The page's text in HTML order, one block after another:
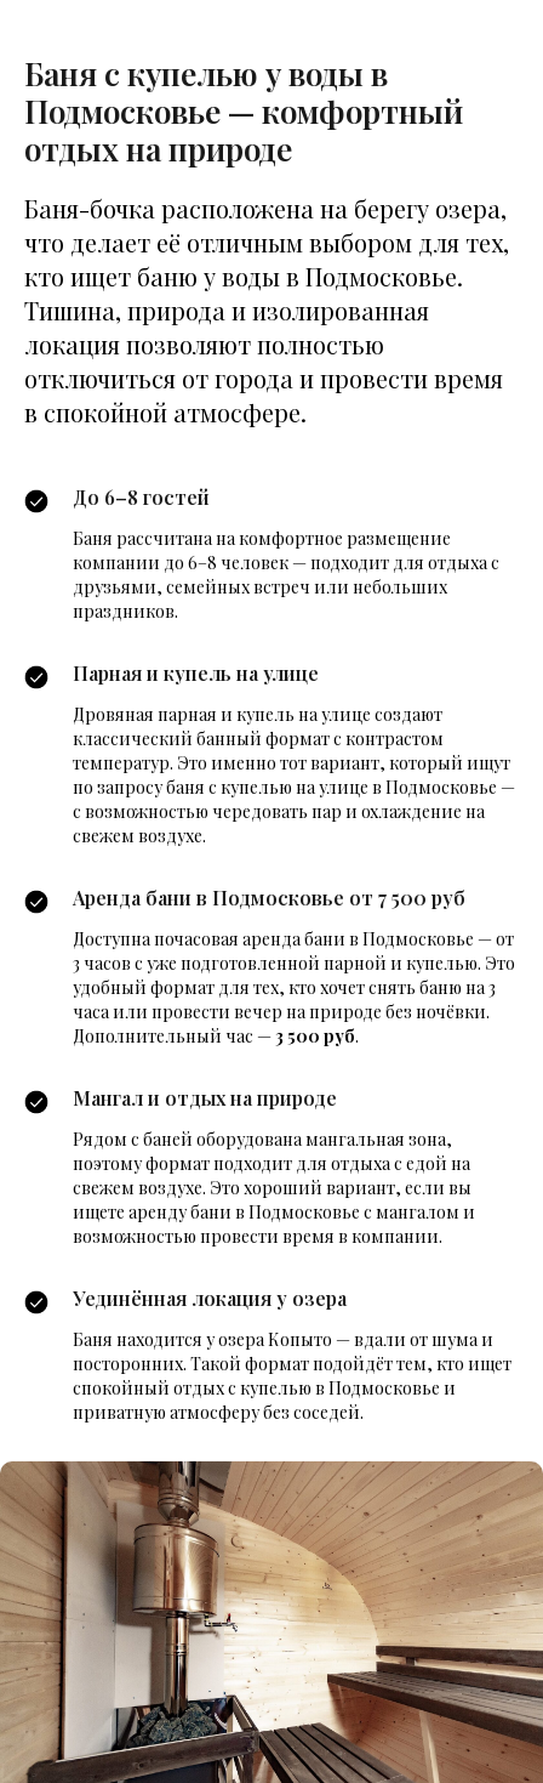
Баня с купелью у воды в
Подмосковье — комфортный
отдых на природе
Баня-бочка расположена на берегу озера,
что делает её отличным выбором для тех,
кто ищет баню у воды в Подмосковье.
Тишина, природа и изолированная
локация позволяют полностью
отключиться от города и провести время
в спокойной атмосфере.
До 6–8 гостей
Баня рассчитана на комфортное размещение
компании до 6–8 человек — подходит для отдыха с
друзьями, семейных встреч или небольших
праздников.
Парная и купель на улице
Дровяная парная и купель на улице создают
классический банный формат с контрастом
температур. Это именно тот вариант, который ищут
по запросу баня с купелью на улице в Подмосковье —
с возможностью чередовать пар и охлаждение на
свежем воздухе.
Аренда бани в Подмосковье от 7 500 руб
Доступна почасовая аренда бани в Подмосковье — от
3 часов с уже подготовленной парной и купелью. Это
удобный формат для тех, кто хочет снять баню на 3
часа или провести вечер на природе без ночёвки.
Дополнительный час —3 500 руб.
Мангал и отдых на природе
Рядом с баней оборудована мангальная зона,
поэтому формат подходит для отдыха с едой на
свежем воздухе. Это хороший вариант, если вы
ищете аренду бани в Подмосковье с мангалом и
возможностью провести время в компании.
Уединённая локация у озера
Баня находится у озера Копыто — вдали от шума и
посторонних. Такой формат подойдёт тем, кто ищет
спокойный отдых с купелью в Подмосковье и
приватную атмосферу без соседей.